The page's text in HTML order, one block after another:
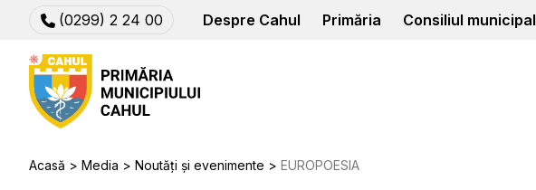
(0299) 2 24 00 Despre Cahul Primăria Consiliul municipal
Acasă Media Noutăți și evenimente EUROPOESIA